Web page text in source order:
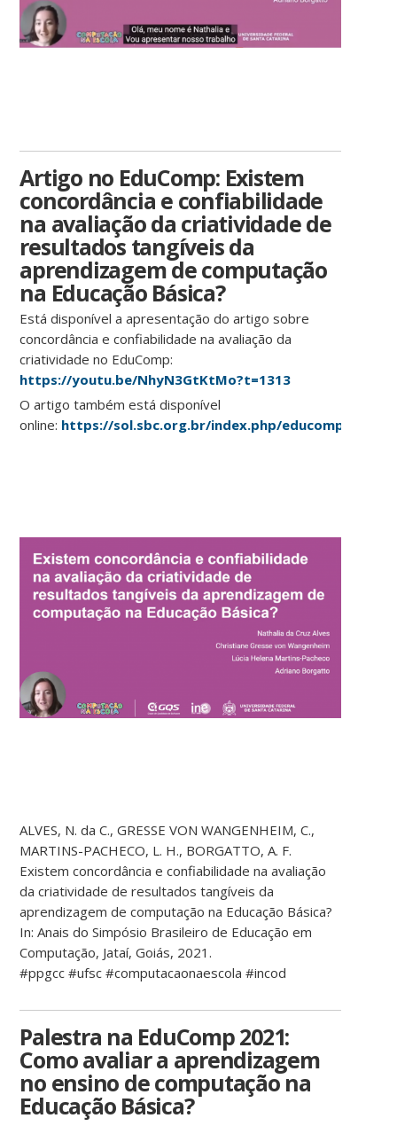
Artigo no EduComp: Existem
concordância e confiabilidade
na avaliação da criatividade de
resultados tangíveis da
aprendizagem de computação
na Educação Básica?
Está disponível a apresentação do artigo sobre
concordância e confiabilidade na avaliação da
criatividade no EduComp:
https://youtu.be/NhyN3GtKtMo?t=1313
O artigo também está disponível
online: https://sol.sbc.org.br/index.php/educomp/
ALVES, N. da C., GRESSE VON WANGENHEIM, C.,
MARTINS-PACHECO, L. H., BORGATTO, A. F.
Existem concordância e confiabilidade na avaliação
da criatividade de resultados tangíveis da
aprendizagem de computação na Educação Básica?
In: Anais do Simpósio Brasileiro de Educação em
Computação, Jataí, Goiás, 2021.
#ppgcc #ufsc #computacaonaescola #incod
Palestra na EduComp 2021:
Como avaliar a aprendizagem
no ensino de computação na
Educação Básica?